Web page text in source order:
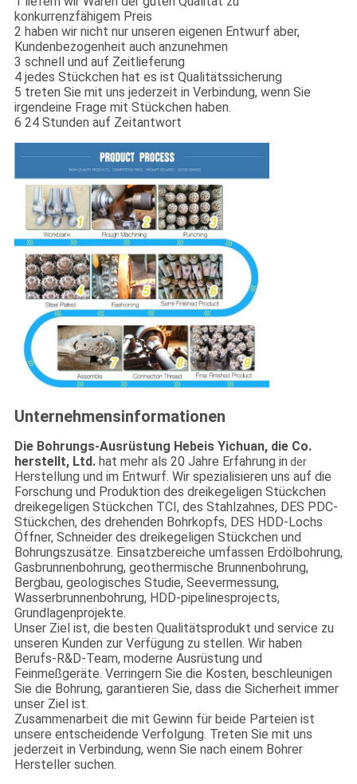
konkurrenzfähigem Preis
2 haben wir nicht nur unseren eigenen Entwurf aber,
Kundenbezogenheit auch anzunehmen
3 schnell und auf Zeitlieferung
4 jedes Stückchen hat es ist Qualitätssicherung
5 treten Sie mit uns jederzeit in Verbindung, wenn Sie
irgendeine Frage mit Stückchen haben.
6 24 Stunden auf Zeitantwort
Unternehmensinformationen
Die Bohrungs-Ausrüstung Hebeis Yichuan, die Co.
herstellt, Ltd.hat mehr als 20 Jahre Erfahrung in der
Herstellung und im Entwurf. Wir spezialisieren uns auf die
Forschung und Produktion des dreikegeligen Stückchen
dreikegeligen Stückchen TCI, des Stahlzahnes, DES PDC-
Stückchen, des drehenden Bohrkopfs, DES HDD-Lochs
Öffner, Schneider des dreikegeligen Stückchen und
Bohrungszusätze. Einsatzbereiche umfassen Erdölbohrung,
Gasbrunnenbohrung, geothermische Brunnenbohrung,
Bergbau, geologisches Studie, Seevermessung,
Wasserbrunnenbohrung, HDD-pipelinesprojects,
Grundlagenprojekte.
Unser Ziel ist, die besten Qualitätsprodukt und service zu
unseren Kunden zur Verfügung zu stellen. Wir haben
Berufs-R&D-Team, moderne Ausrüstung und
Feinmeßgeräte. Verringern Sie die Kosten, beschleunigen
Sie die Bohrung, garantieren Sie, dass die Sicherheit immer
unser Ziel ist.
Zusammenarbeit die mit Gewinn für beide Parteien ist
unsere entscheidende Verfolgung. Treten Sie mit uns
jederzeit in Verbindung, wenn Sie nach einem Bohrer
Hersteller suchen.